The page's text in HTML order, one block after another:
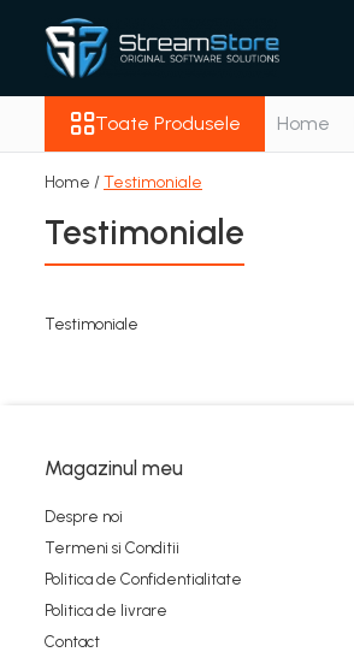
Toate Produsele
Antivirus
Autodesk
Microsoft Office
Toate Produsele Home
Home /Testimoniale
Testimoniale
Testimoniale
Magazinul meu
Despre noi
Termeni si Conditii
Politica de Confidentialitate
Politica de livrare
Contact